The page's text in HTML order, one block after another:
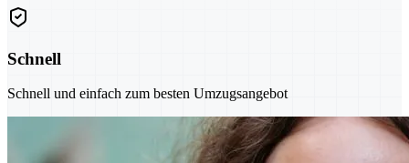
Schnell
Schnell und einfach zum besten Umzugsangebot